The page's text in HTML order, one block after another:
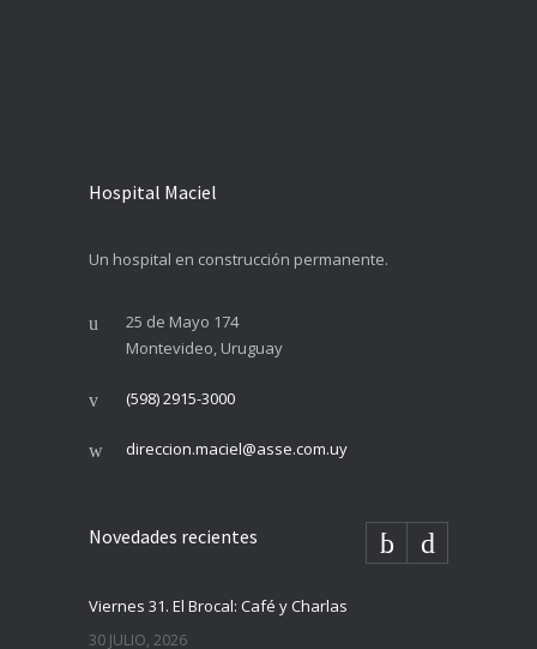
Hospital Maciel
Un hospital en construcción permanente.
25 de Mayo 174
Montevideo, Uruguay
(598) 2915-3000
direccion.maciel@asse.com.uy
Novedades recientes
Viernes 31. El Brocal: Café y Charlas
30 JULIO, 2026